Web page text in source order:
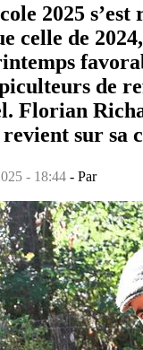
2025 s’est
celle de
de
Florian
sur sa
- 18:44 - Par